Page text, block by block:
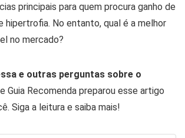
principais para quem procura ganho de
hipertrofia. No entanto, qual é a melhor
no mercado?
e outras perguntas sobre o
Guia Recomenda preparou esse artigo
Siga a leitura e saiba mais!